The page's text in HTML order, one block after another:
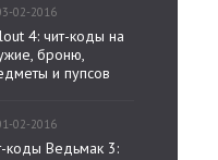
02-2016
4: чит-коды на
броню,
и пупсов
02-2016
коды Ведьмак 3: